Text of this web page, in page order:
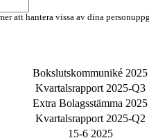
att hantera vissa av dina
Bokslutskommuniké 2025
Kvartalsrapport 2025-Q3
Extra Bolagsstämma 2025
Kvartalsrapport 2025-Q2
15-6 2025